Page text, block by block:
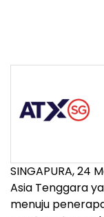
SINGAPURA, 24
Asia Tenggara
menuju